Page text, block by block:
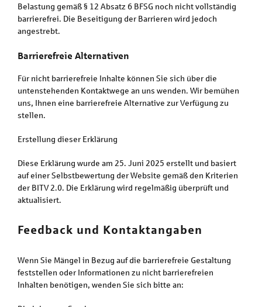
Belastung gemäß § 12 Absatz 6 BFSG noch nicht vollständig
barrierefrei. Die Beseitigung der Barrieren wird jedoch
angestrebt.
Barrierefreie Alternativen
Für nicht barrierefreie Inhalte können Sie sich über die
untenstehenden Kontaktwege an uns wenden. Wir bemühen
uns, Ihnen eine barrierefreie Alternative zur Verfügung zu
stellen.
Erstellung dieser Erklärung
Diese Erklärung wurde am 25. Juni 2025 erstellt und basiert
auf einer Selbstbewertung der Website gemäß den Kriterien
der BITV 2.0. Die Erklärung wird regelmäßig überprüft und
aktualisiert.
Feedback und Kontaktangaben
Wenn Sie Mängel in Bezug auf die barrierefreie Gestaltung
feststellen oder Informationen zu nicht barrierefreien
Inhalten benötigen, wenden Sie sich bitte an: